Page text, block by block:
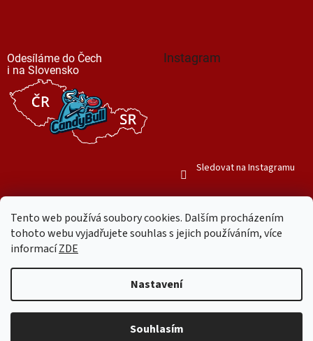
Tento web používá soubory cookies. Dalším procházením
tohoto webu vyjadřujete souhlas s jejich používáním, více
informacíZDE
Nastavení
Souhlasím
Odesíláme do Čech
i na Slovensko
Instagram
Sledovat na Instagramu
Copyright 2026Mr. Candy Bull. Všechna práva vyhrazena.Upravit
nastavení cookies